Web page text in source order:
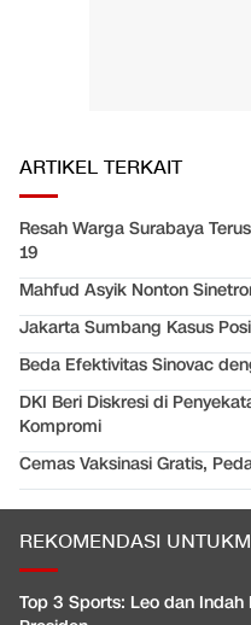
ARTIKEL TERKAIT
Resah Warga Surabaya
19
Mahfud Asyik Nonton
Jakarta Sumbang Kasus
Beda Efektivitas Sinovac
DKI Beri Diskresi di
Kompromi
Cemas Vaksinasi Gratis,
REKOMENDASI
Top 3 Sports: Leo dan Indah